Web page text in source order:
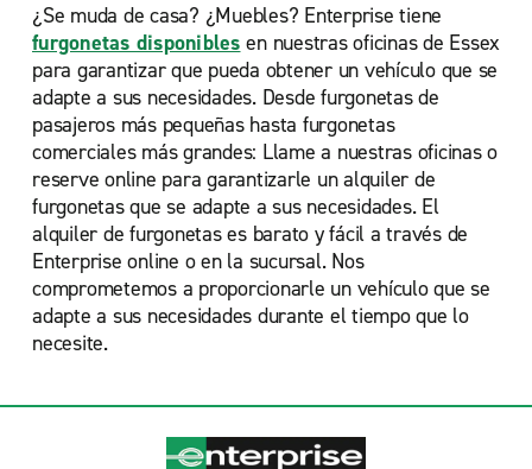
¿Se muda de casa? ¿Muebles? Enterprise tiene
furgonetas disponibles en nuestras oficinas de Essex
para garantizar que pueda obtener un vehículo que se
adapte a sus necesidades. Desde furgonetas de
pasajeros más pequeñas hasta furgonetas
comerciales más grandes: Llame a nuestras oficinas o
reserve online para garantizarle un alquiler de
furgonetas que se adapte a sus necesidades. El
alquiler de furgonetas es barato y fácil a través de
Enterprise online o en la sucursal. Nos
comprometemos a proporcionarle un vehículo que se
adapte a sus necesidades durante el tiempo que lo
necesite.